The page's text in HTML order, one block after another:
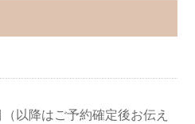
以降はご予約確定後お伝え